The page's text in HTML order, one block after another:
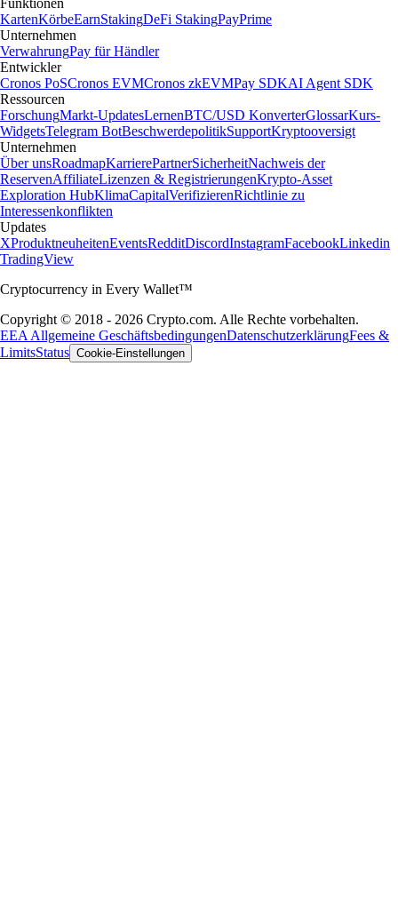
Funktionen
KartenKörbeEarnStakingDeFi StakingPayPrime
Unternehmen
VerwahrungPay für Händler
Entwickler
Cronos PoSCronos EVMCronos zkEVMPay SDKAI Agent SDK
Ressourcen
ForschungMarkt-UpdatesLernenBTC/USD KonverterGlossarKurs-
WidgetsTelegram BotBeschwerdepolitikSupportKryptooversigt
Unternehmen
Über unsRoadmapKarrierePartnerSicherheitNachweis der
ReservenAffiliateLizenzen & RegistrierungenKrypto-Asset
Exploration HubKlimaCapitalVerifizierenRichtlinie zu
Interessenkonflikten
Updates
XProduktneuheitenEventsRedditDiscordInstagramFacebookLinkedin
TradingView
Cryptocurrency in Every Wallet™
Copyright © 2018 - 2026 Crypto.com. Alle Rechte vorbehalten.
EEA Allgemeine GeschäftsbedingungenDatenschutzerklärungFees &
LimitsStatus Cookie-Einstellungen